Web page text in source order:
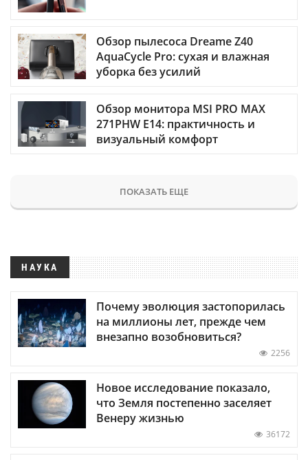
Обзор пылесоса Dreame Z40
AquaCycle Pro: сухая и влажная
уборка без усилий
Обзор монитора MSI PRO MAX
271PHW E14: практичность и
визуальный комфорт
ПОКАЗАТЬ ЕЩЕ
НАУКА
Почему эволюция застопорилась
на миллионы лет, прежде чем
внезапно возобновиться?
2256
Новое исследование показало,
что Земля постепенно заселяет
Венеру жизнью
36172